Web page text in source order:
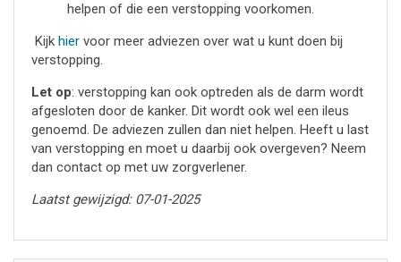
helpen of die een verstopping voorkomen.
Kijk hiervoor meer adviezen over wat u kunt doen bij
verstopping.
Let op: verstopping kan ook optreden als de darm wordt
afgesloten door de kanker. Dit wordt ook wel een ileus
genoemd. De adviezen zullen dan niet helpen. Heeft u last
van verstopping en moet u daarbij ook overgeven? Neem
dan contact op met uw zorgverlener.
Laatst gewijzigd: 07-01-2025